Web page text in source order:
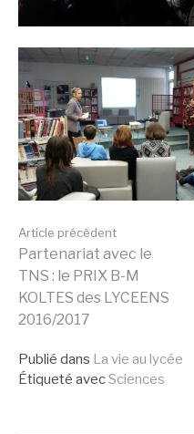
Lire
la
suite
Article précédent
Partenariat avec le
TNS : le PRIX B-M
KOLTES des LYCEENS
2016/2017
Publié dans La vie au lycée
Étiqueté avecSciences